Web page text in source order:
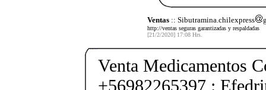
Ventas:: Sibutramina.chilexpress
http://ventas seguras garantizadas y respaldadas
[21/2/2020] 17:08 Hrs.
Venta Medicamentos
+56982265397 :